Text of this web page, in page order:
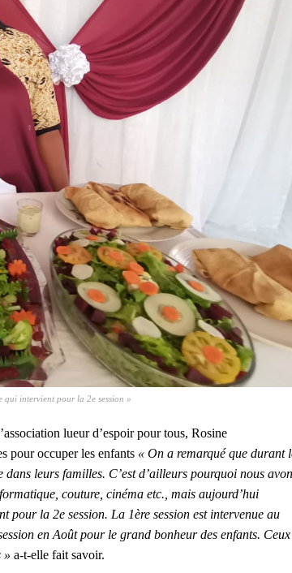
qui intervient pour la 2e session »
lueur d’espoir pour tous, Rosine
pour occuper les enfants « On a remarqué que durant
leurs familles. C’est d’ailleurs pourquoi nous
couture, cinéma etc., mais aujourd’hui
pour la 2e session. La 1ère session est intervenue au
en Août pour le grand bonheur des enfants. Ceux
» a-t-elle fait savoir.